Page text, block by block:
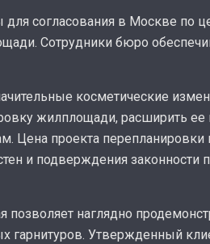
согласования в Москве по
Сотрудники бюро
косметические
жилплощади, расширить
Цена проекта
и подверждения законности
позволяет наглядно
Утвержденный